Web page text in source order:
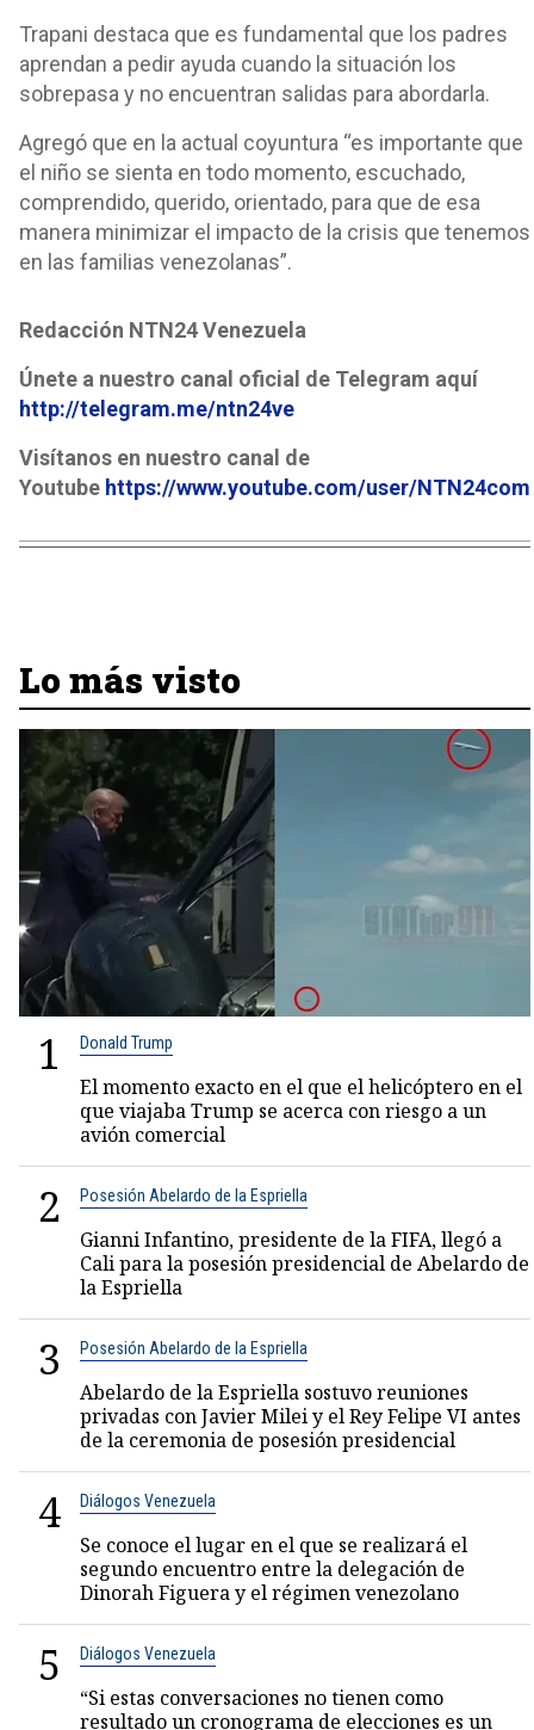
Trapani destaca que es fundamental que los padres
aprendan a pedir ayuda cuando la situación los
sobrepasa y no encuentran salidas para abordarla.
Agregó que en la actual coyuntura “es importante que
el niño se sienta en todo momento, escuchado,
comprendido, querido, orientado, para que de esa
manera minimizar el impacto de la crisis que tenemos
en las familias venezolanas”.
Redacción NTN24 Venezuela
Únete a nuestro canal oficial de Telegram aquí
http://telegram.me/ntn24ve
Visítanos en nuestro canal de
Youtube https://www.youtube.com/user/NTN24com
Lo más visto
1 Donald Trump
El momento exacto en el que el helicóptero en el
que viajaba Trump se acerca con riesgo a un
avión comercial
2 Posesión Abelardo de la Espriella
Gianni Infantino, presidente de la FIFA, llegó a
Cali para la posesión presidencial de Abelardo de
la Espriella
3 Posesión Abelardo de la Espriella
Abelardo de la Espriella sostuvo reuniones
privadas con Javier Milei y el Rey Felipe VI antes
de la ceremonia de posesión presidencial
4 Diálogos Venezuela
Se conoce el lugar en el que se realizará el
segundo encuentro entre la delegación de
Dinorah Figuera y el régimen venezolano
5 Diálogos Venezuela
“Si estas conversaciones no tienen como
resultado un cronograma de elecciones es un